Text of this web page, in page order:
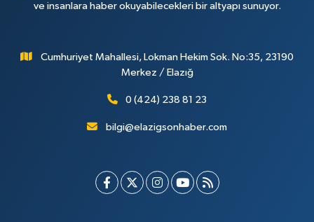
ve insanlara haber okuyabilecekleri bir altyapı sunuyor.
Cumhuriyet Mahallesi, Lokman Hekim Sok. No:35, 23190
Merkez / Elazığ
0 (424) 238 81 23
bilgi@elazigsonhaber.com